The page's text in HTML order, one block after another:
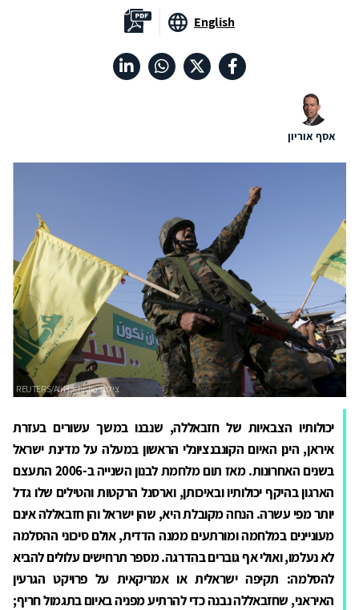
English
אסף אוריון
יכולותיו הצבאיות של חזבאללה, שנבנו במשך עשורים בעזרת
איראן, הינן האיום הקונבנציונלי הראשון במעלה על מדינת ישראל
בשנים האחרונות. מאז תום מלחמת לבנון השנייה ב-2006 התעצם
הארגון בהיקף יכולותיו ובאיכותן, וארסנל הרקטות והטילים שלו גדל
יותר מפי עשרה. הנחה מקובלת היא, שהן ישראל והן חזבאללה אינם
מעוניינים במלחמה ומורתעים ממנה הדדית, אולם סיכוני ההסלמה
לא נעלמו, ואולי אף גוברים בהדרגה. מספר תרחישים עלולים להביא
להסלמה: תקיפה ישראלית או אמריקאית על פרויקט הגרעין
האיראני, שחזבאללה נבנה כדי להרתיע מפניה באיום בתגמול חריף;